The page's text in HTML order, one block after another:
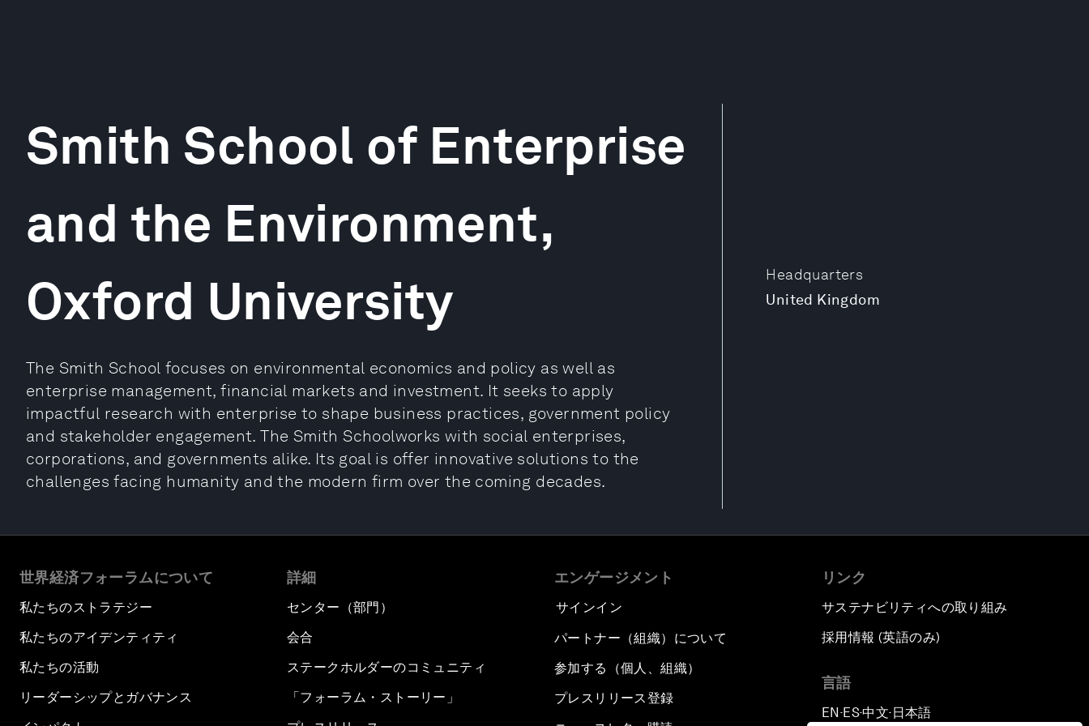
Headquarters
United Kingdom
Smith School of Enterprise
and the Environment,
Oxford University
The Smith School focuses on environmental economics and policy as well as
enterprise management, financial markets and investment. It seeks to apply
impactful research with enterprise to shape business practices, government policy
and stakeholder engagement. The Smith Schoolworks with social enterprises,
corporations, and governments alike. Its goal is offer innovative solutions to the
challenges facing humanity and the modern firm over the coming decades.
世界経済フォーラムについて
私たちのストラテジー
私たちのアイデンティティ
私たちの活動
リーダーシップとガバナンス
詳細
センター（部門）
会合
ステークホルダーのコミュニティ
「フォーラム・ストーリー」
エンゲージメント
サインイン
パートナー（組織）について
参加する（個人、組織）
プレスリリース登録
リンク
サステナビリティへの取り組み
採用情報 (英語のみ)
言語
EN ▪ES▪中文▪ 日本語